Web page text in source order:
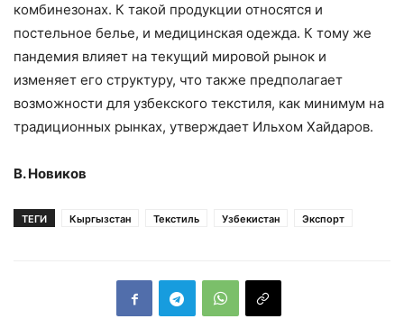
комбинезонах. К такой продукции относятся и
постельное белье, и медицинская одежда. К тому же
пандемия влияет на текущий мировой рынок и
изменяет его структуру, что также предполагает
возможности для узбекского текстиля, как минимум на
традиционных рынках, утверждает Ильхом Хайдаров.
В. Новиков
ТЕГИ Кыргызстан Текстиль Узбекистан Экспорт